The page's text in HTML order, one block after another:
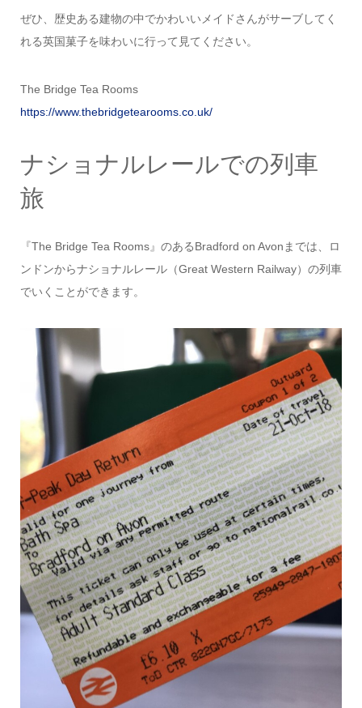
ぜひ、歴史ある建物の中でかわいいメイドさんがサーブしてく
れる英国菓子を味わいに行って見てください。
The Bridge Tea Rooms
https://www.thebridgetearooms.co.uk/
ナショナルレールでの列車
旅
『The Bridge Tea Rooms』のあるBradford on Avonまでは、ロ
ンドンからナショナルレール（Great Western Railway）の列車
でいくことができます。